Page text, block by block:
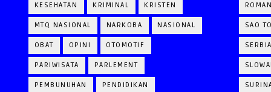
KESEHATAN KRIMINAL KRISTEN
MTQ NASIONAL NARKOBA NASIONAL
OBAT OPINI OTOMOTIF
PARIWISATA PARLEMENT
PEMBUNUHAN PENDIDIKAN
SAO